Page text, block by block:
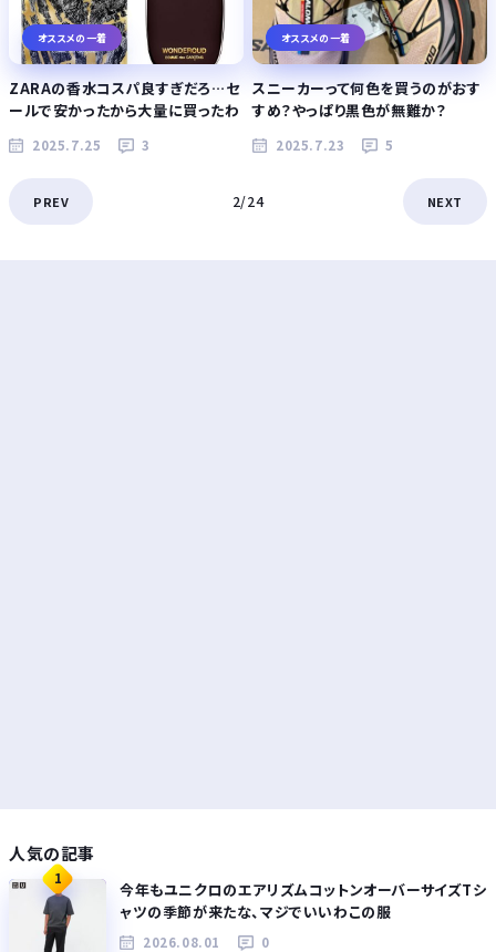
オススメの一着
ZARAの香水コスパ良すぎだろ…セ
ールで安かったから大量に買ったわ
2025.7.25 3
オススメの一着
スニーカーって何色を買うのがおす
すめ？やっぱり黒色が無難か？
2025.7.23 5
2/24
PREV NEXT
人気の記事
1
今年もユニクロのエアリズムコットンオーバーサイズTシ
ャツの季節が来たな、マジでいいわこの服
2026.08.01 0